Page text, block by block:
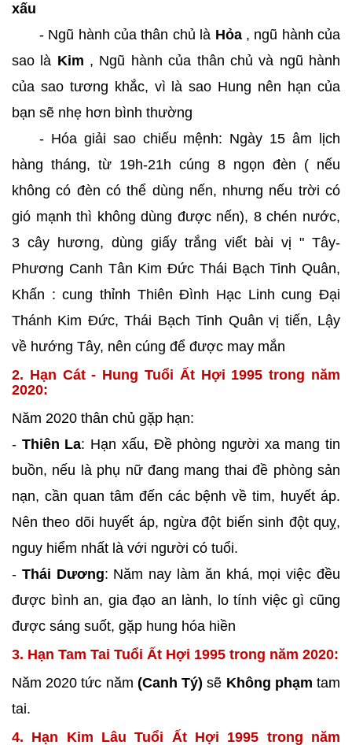
xấu
- Ngũ hành của thân chủ là Hỏa, ngũ hành của
sao là Kim , Ngũ hành của thân chủ và ngũ hành
của sao tương khắc, vì là sao Hung nên hạn của
bạn sẽ nhẹ hơn bình thường
- Hóa giải sao chiếu mệnh: Ngày 15 âm lịch
hàng tháng, từ 19h-21h cúng 8 ngọn đèn ( nếu
không có đèn có thể dùng nến, nhưng nếu trời có
gió mạnh thì không dùng được nến), 8 chén nước,
3 cây hương, dùng giấy trắng viết bài vị " Tây-
Phương Canh Tân Kim Đức Thái Bạch Tinh Quân,
Khấn : cung thỉnh Thiên Đình Hạc Linh cung Đại
Thánh Kim Đức, Thái Bạch Tinh Quân vị tiến, Lậy
về hướng Tây, nên cúng để được may mắn
2. Hạn Cát - Hung Tuổi Ất Hợi 1995 trong năm
2020:
Năm 2020 thân chủ gặp hạn:
- Thiên La: Hạn xấu, Đề phòng người xa mang tin
buồn, nếu là phụ nữ đang mang thai đề phòng sản
nạn, cần quan tâm đến các bệnh về tim, huyết áp.
Nên theo dõi huyết áp, ngừa đột biến sinh đột quỵ,
nguy hiểm nhất là với người có tuổi.
- Thái Dương: Năm nay làm ăn khá, mọi việc đều
được bình an, gia đạo an lành, lo tính việc gì cũng
được sáng suốt, gặp hung hóa hiền
3. Hạn Tam Tai Tuổi Ất Hợi 1995 trong năm 2020:
Năm 2020 tức năm (Canh Tý) sẽ Không phạm tam
tai.
4. Hạn Kim Lâu Tuổi Ất Hợi 1995 trong năm